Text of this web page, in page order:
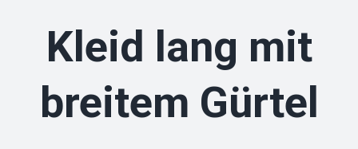
Kleid lang mit
breitem Gürtel